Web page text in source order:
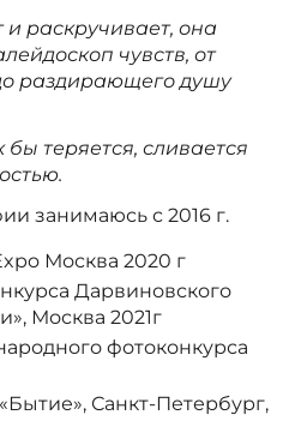
раскручивает, она
чувств, от
раздирающего душу
теряется, сливается
занимаюсь с 2016 г.
Москва 2020 г
Дарвиновского
Москва 2021г
фотоконкурса
Санкт-Петербург,